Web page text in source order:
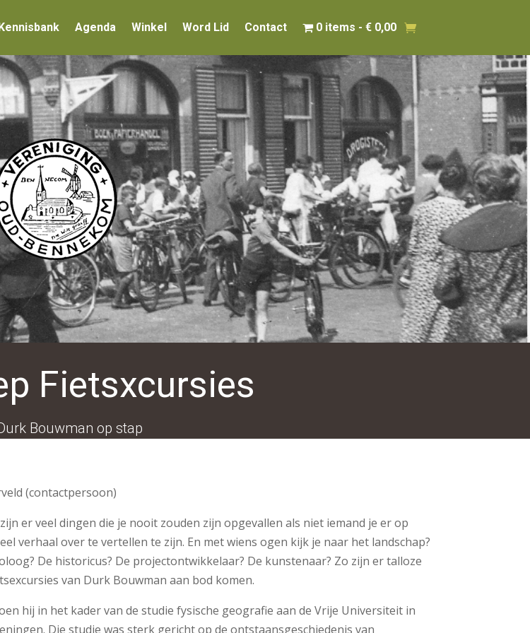
Agenda Winkel Word Lid Contact 0 items € 0,00
Fietsxcursies
Bouwman op stap
(contactpersoon)
er veel dingen die je nooit zouden zijn opgevallen als niet iemand je er op
verhaal over te vertellen te zijn. En met wiens ogen kijk je naar het landschap?
De historicus? De projectontwikkelaar? De kunstenaar? Zo zijn er talloze
van Durk Bouwman aan bod komen.
hij in het kader van de studie fysische geografie aan de Vrije Universiteit in
Die studie was sterk gericht op de ontstaansgeschiedenis van